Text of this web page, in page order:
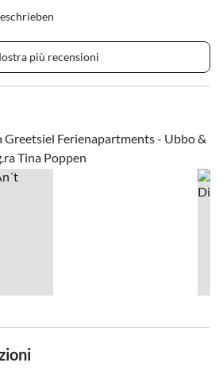
più recensioni
Ferienapartments - Ubbo &
Tina Poppen